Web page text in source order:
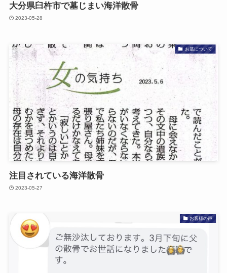
大分県臼杵市で​墓じまい​海洋散骨
2023-05-28
お墓について
注目されている​海洋散骨
2023-05-27
お客様の声